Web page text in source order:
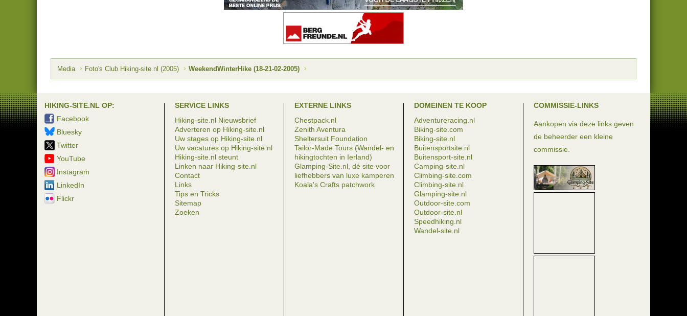
Media Foto's Club Hiking-site.nl (2005) WeekendWinterHike (18-21-02-2005)
HIKING-SITE.NL OP:
Facebook
Bluesky
Twitter
YouTube
Instagram
LinkedIn
Flickr
SERVICE LINKS
Hiking-site.nl Nieuwsbrief
Adverteren op Hiking-site.nl
Uw stages op Hiking-site.nl
Uw vacatures op Hiking-site.nl
Hiking-site.nl steunt
Linken naar Hiking-site.nl
Contact
Links
Tips en Tricks
Sitemap
Zoeken
EXTERNE LINKS
Chestpack.nl
Zenith Aventura
Sheltersuit Foundation
Tailor-Made Tours (Wandel- en
hikingtochten in Ierland)
Glamping-Site.nl, dé site voor
liefhebbers van luxe kamperen
Koala's Crafts patchwork
DOMEINEN TE KOOP
Adventureracing.nl
Biking-site.com
Biking-site.nl
Buitensportsite.nl
Buitensport-site.nl
Camping-site.nl
Climbing-site.com
Climbing-site.nl
Glamping-site.nl
Outdoor-site.com
Outdoor-site.nl
Speedhiking.nl
Wandel-site.nl
COMMISSIE-LINKS
Aankopen via deze links geven
de beheerder een kleine
commissie.